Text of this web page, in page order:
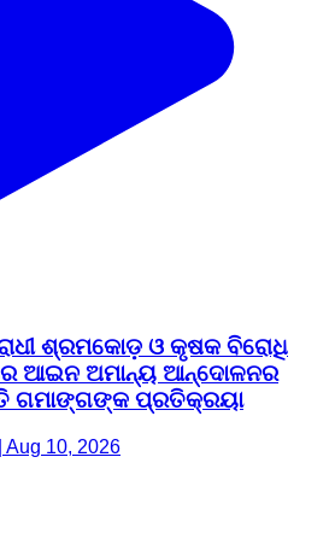
ଶ୍ରମକୋଡ଼ ଓ କୃଷକ ବିରୋଧି
ଆଇନ ଅମାନ୍ୟ ଆନ୍ଦୋଳନର
ଗମାଙ୍ଗଙ୍କ ପ୍ରତିକ୍ରୟା
Aug 10, 2026